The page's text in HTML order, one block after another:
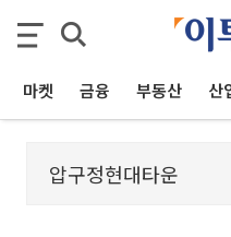
마켓 금융 부동산 산